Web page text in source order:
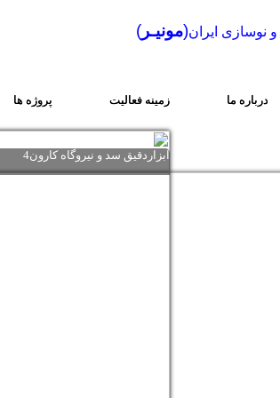
ایران(مونیـر )
درباره ما زمینه فعالیت پروژه ها
ابزاردقیق سد و نیروگاه کارون4